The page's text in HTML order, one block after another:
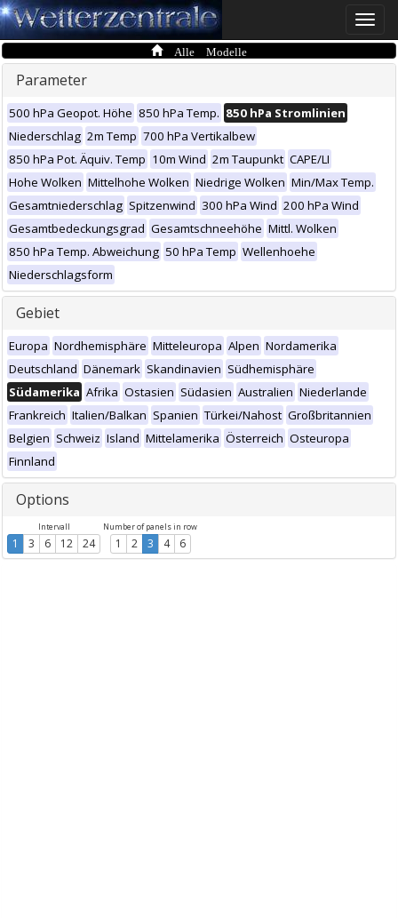
Toggle
Alle Modelle
Parameter
500 hPa Geopot. Höhe 850 hPa Temp. 850 hPa Stromlinien
Niederschlag 2m Temp 700 hPa Vertikalbew
850 hPa Pot. Äquiv. Temp 10m Wind 2m Taupunkt CAPE/LI
Hohe Wolken Mittelhohe Wolken Niedrige Wolken Min/Max Temp.
Gesamtniederschlag Spitzenwind 300 hPa Wind 200 hPa Wind
Gesamtbedeckungsgrad Gesamtschneehöhe Mittl. Wolken
850 hPa Temp. Abweichung 50 hPa Temp Wellenhoehe
Niederschlagsform
Gebiet
Europa Nordhemisphäre Mitteleuropa Alpen Nordamerika
Deutschland Dänemark Skandinavien Südhemisphäre
Südamerika Afrika Ostasien Südasien Australien Niederlande
Frankreich Italien/Balkan Spanien Türkei/Nahost Großbritannien
Belgien Schweiz Island Mittelamerika Österreich Osteuropa
Finnland
Options
Intervall
1 3 6 12 24
Number of panels in row
1 2 3 4 6